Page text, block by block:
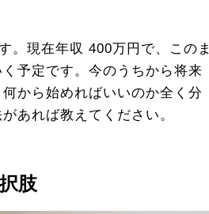
。現在年収 400万円で、このま
予定です。今のうちから将来
から始めればいいのか全く分
あれば教えてください。
肢